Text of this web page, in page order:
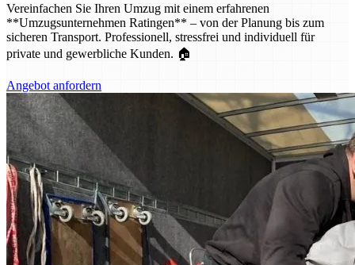
Vereinfachen Sie Ihren Umzug mit einem erfahrenen
**Umzugsunternehmen Ratingen** – von der Planung bis zum
sicheren Transport. Professionell, stressfrei und individuell für
private und gewerbliche Kunden. 🏠
Angebot anfordern